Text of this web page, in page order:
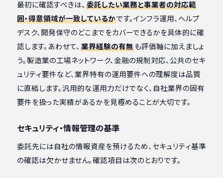
最初に確認すべきは、 委託したい業務と事業者の対応範
囲・得意領域が一致しているかです。インフラ運用、ヘルプ
デスク、開発保守のどこまでをカバーできるかを具体的に確
認します。あわせて、 業界経験の有無も評価軸に加えましょ
う。製造業の工場ネットワーク、金融の規制対応、公共のセキ
ュリティ要件など、業界特有の運用要件への理解度は品質
に直結します。汎用的な運用力だけでなく、自社業界の固有
要件を扱った実績があるかを見極めることが大切です。
セキュリティ・情報管理の基準
委託先には自社の情報資産を預けるため、セキュリティ基準
の確認は欠かせません。確認項目は次のとおりです。